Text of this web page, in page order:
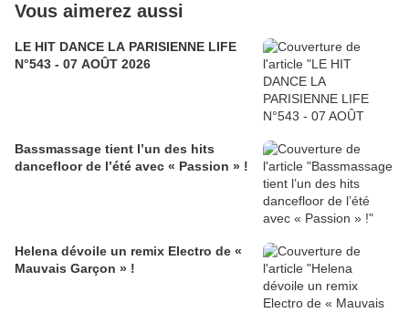
Vous aimerez aussi
LE HIT DANCE LA PARISIENNE LIFE
N°543 - 07 AOÛT 2026
Bassmassage tient l’un des hits
dancefloor de l’été avec « Passion » !
Helena dévoile un remix Electro de «
Mauvais Garçon » !